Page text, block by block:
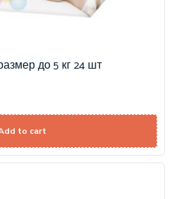
до 5 кг 24 шт
to cart